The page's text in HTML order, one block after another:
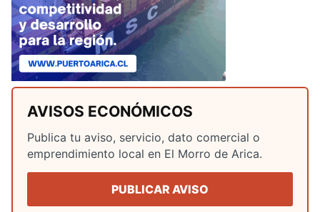
AVISOS ECONÓMICOS
Publica tu aviso, servicio, dato comercial o
emprendimiento local en El Morro de Arica.
PUBLICAR AVISO